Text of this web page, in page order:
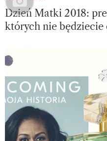
Dzień Matki 2018:
których nie będziecie